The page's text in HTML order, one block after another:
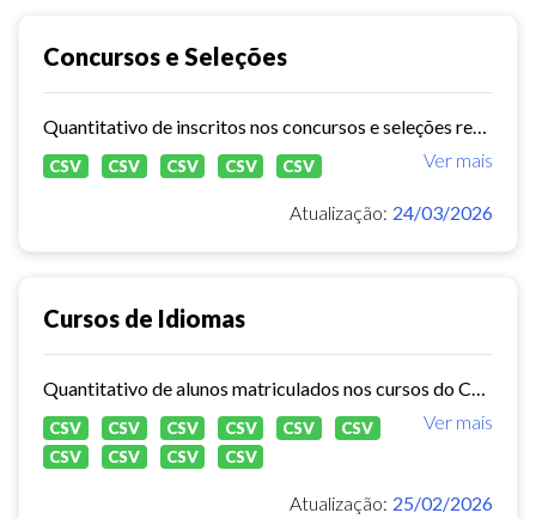
Concursos e Seleções
Ver mais
CSV CSV CSV CSV CSV
Atualização: 24/03/2026
Cursos de Idiomas
Ver mais
CSV CSV CSV CSV CSV
CSV
CSV
CSV CSV CSV
Atualização: 25/02/2026